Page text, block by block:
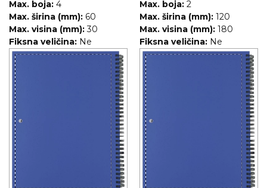
Max. boja: 4
Max. širina (mm): 60
Max. visina (mm): 30
Fiksna veličina: Ne
Max. boja: 2
Max. širina (mm): 120
Max. visina (mm): 180
Fiksna veličina: Ne